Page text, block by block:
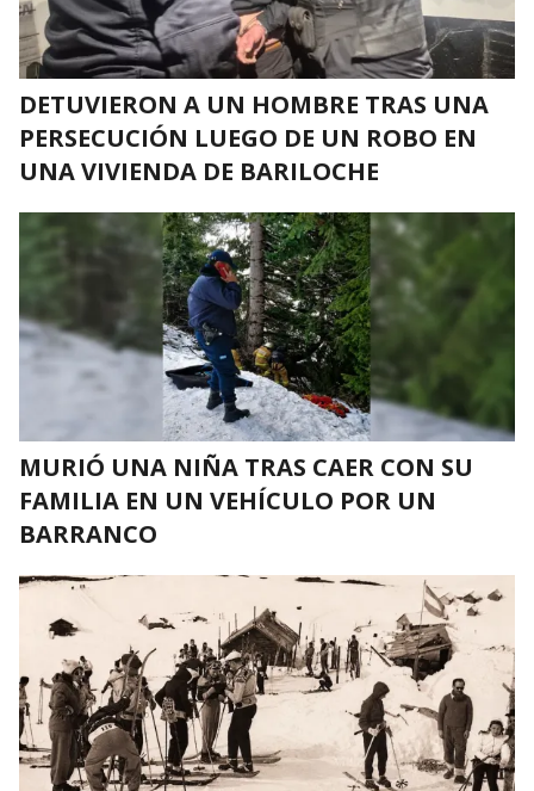
DETUVIERON A UN HOMBRE TRAS UNA
PERSECUCIÓN LUEGO DE UN ROBO EN
UNA VIVIENDA DE BARILOCHE
MURIÓ UNA NIÑA TRAS CAER CON SU
FAMILIA EN UN VEHÍCULO POR UN
BARRANCO